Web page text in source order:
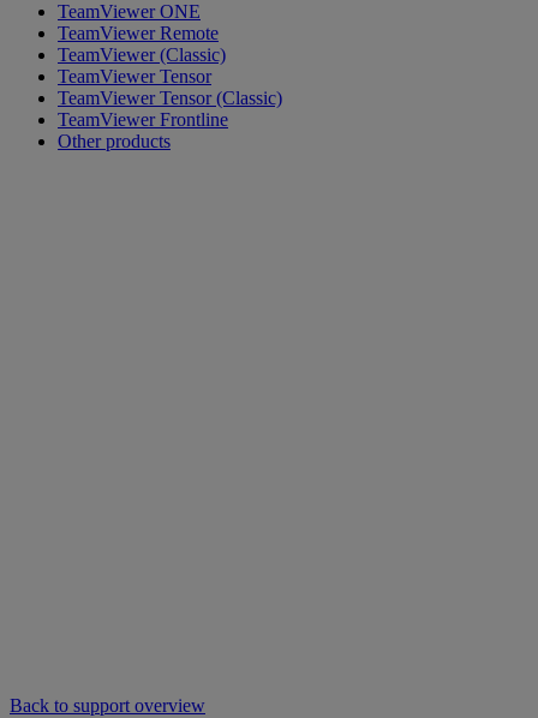
TeamViewer ONE
TeamViewer Remote
TeamViewer (Classic)
TeamViewer Tensor
TeamViewer Tensor (Classic)
TeamViewer Frontline
Other products
Back to support overview